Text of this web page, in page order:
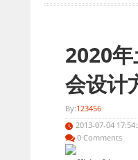
2020
会设计
By:123456
2013-07-04
0 Comments